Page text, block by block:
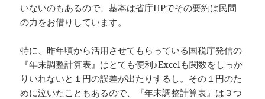
いないのもあるので、基本は省庁HPでその要約は民間
の力をお借りしています。
特に、昨年頃から活用させてもらっている国税庁発信の
『年末調整計算表』はとても便利♪Excelも関数をしっか
りいれないと１円の誤差が出たりするし。その１円のた
めに泣いたこともあるので、『年末調整計算表』は３つ